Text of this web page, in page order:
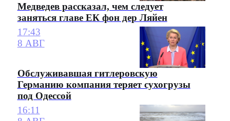
Медведев рассказал, чем следует
заняться главе ЕК фон дер Ляйен
17:43
8 АВГ
Обслуживавшая гитлеровскую
Германию компания теряет сухогрузы
под Одессой
16:11